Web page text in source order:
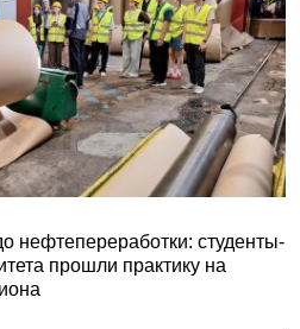
нефтепереработки: студенты-
прошли практику на